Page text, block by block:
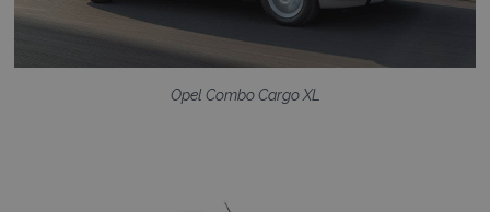
Opel Combo Cargo XL